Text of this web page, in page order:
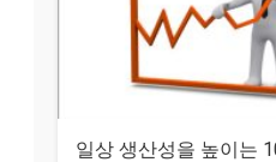
일상 생산성을 높이는